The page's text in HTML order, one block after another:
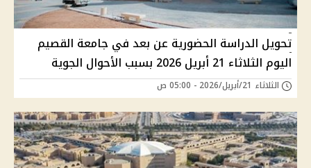
تحويل الدراسة الحضورية عن بعد في جامعة القصيم
اليوم الثلاثاء 21 أبريل 2026 بسبب الأحوال الجوية
الثلاثاء 21/أبريل/2026 - 05:00 ص